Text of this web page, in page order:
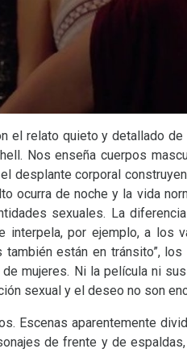
el relato quieto y detallado
Nos enseña cuerpos
desplante corporal
ocurra de noche y la vida
sexuales. La
por ejemplo, a los
están en tránsito”,
mujeres. Ni la película ni
sexual y el deseo no son
Escenas aparentemente
de frente y de